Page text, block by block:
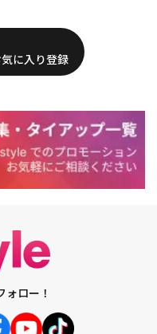
に入り登録
ロー！